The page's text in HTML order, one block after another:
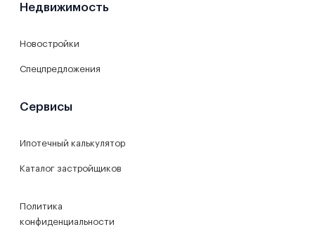
Недвижимость
Новостройки
Спецпредложения
Сервисы
Ипотечный калькулятор
Каталог застройщиков
Политика
конфиденциальности